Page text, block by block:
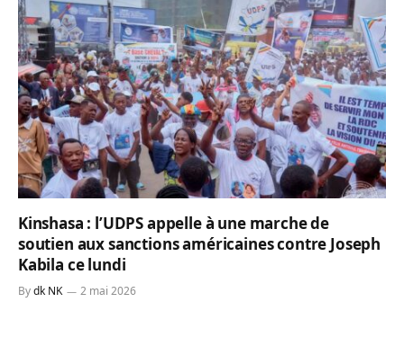
Kinshasa : l’UDPS appelle à une marche de
soutien aux sanctions américaines contre Joseph
Kabila ce lundi
Bydk NK 2 mai 2026